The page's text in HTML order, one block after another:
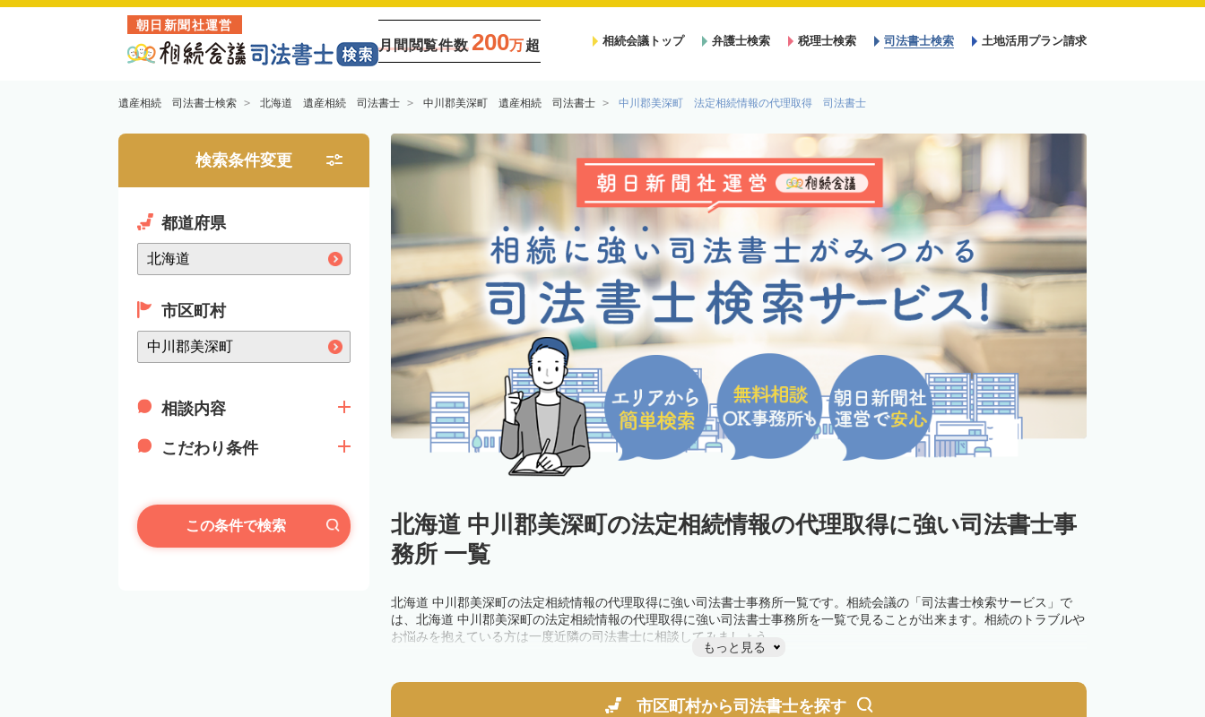
朝日新聞社運営
月間閲覧件数 200万超 相続会議トップ 弁護士検索 税理士検索 司法書士検索 土地活用プラン請求
遺産相続 司法書士検索 北海道 遺産相続 司法書士 中川郡美深町 遺産相続 司法書士 中川郡美深町 法定相続情報の代理取得 司法書士
検索条件変更
都道府県
市区町村
相談内容
こだわり条件
この条件で検索
北海道 中川郡美深町の法定相続情報の代理取得に強い司法書士事
務所 一覧
北海道 中川郡美深町の法定相続情報の代理取得に強い司法書士事務所一覧です。相続会議の「司法書士検索サービス」で
は、北海道 中川郡美深町の法定相続情報の代理取得に強い司法書士事務所を一覧で見ることが出来ます。相続のトラブルや
お悩みを抱えている方は一度近隣の司法書士に相談してみましょう。
もっと見る
市区町村から司法書士を探す